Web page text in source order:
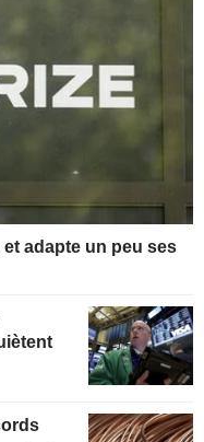
adapte un peu ses